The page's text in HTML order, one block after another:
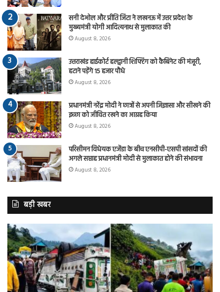
सनी देओल और प्रीति जिंटा ने लखनऊ में उत्तर प्रदेश के
मुख्यमंत्री योगी आदित्यनाथ से मुलाकात की
August 8, 2026
उत्तराखंड हाईकोर्ट हल्द्वानी शिफ्टिंग को कैबिनेट की मंजूरी,
हटाने पड़ेंगे 15 हजार पौधे
August 8, 2026
प्रधानमंत्री नरेंद्र मोदी ने छात्रों से अपनी जिज्ञासा और सीखने की
इच्छा को जीवित रखने का आग्रह किया
August 8, 2026
परिसीमन विधेयक एजेंडा के बीच एनसीपी-एसपी सांसदों की
अगले सप्ताह प्रधानमंत्री मोदी से मुलाकात होने की संभावना
August 8, 2026
बड़ी खबर